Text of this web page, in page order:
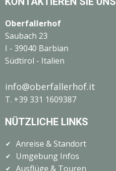
Oberfallerhof
Saubach 23
I - 39040 Barbian
Südtirol - Italien
info@oberfallerhof.it
T. +39 331 1609387
NÜTZLICHE LINKS
✔ Anreise & Standort
✔ Umgebung Infos
✔ Ausflüge & Touren